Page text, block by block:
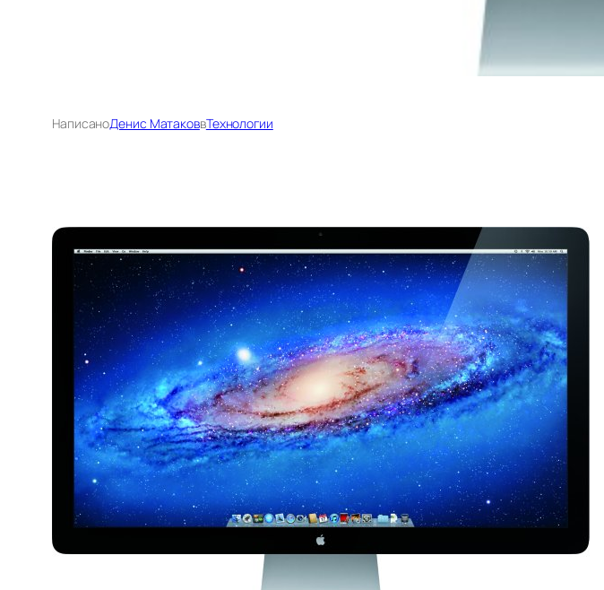
НаписаноДенис МатаковвТехнологии